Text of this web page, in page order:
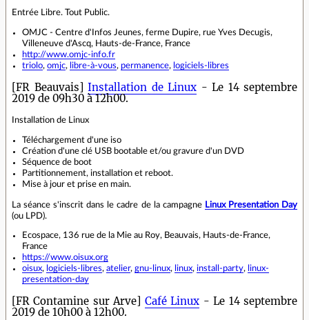
Entrée Libre. Tout Public.
OMJC - Centre d'Infos Jeunes, ferme Dupire, rue Yves Decugis,
Villeneuve d'Ascq, Hauts-de-France, France
http://www.omjc-info.fr
triolo, omjc, libre-à-vous, permanence, logiciels-libres
[FR Beauvais] Installation de Linux - Le 14 septembre
2019 de 09h30 à 12h00.
Installation de Linux
Téléchargement d'une iso
Création d'une clé USB bootable et/ou gravure d'un DVD
Séquence de boot
Partitionnement, installation et reboot.
Mise à jour et prise en main.
La séance s'inscrit dans le cadre de la campagne Linux Presentation Day
(ou LPD).
Ecospace, 136 rue de la Mie au Roy, Beauvais, Hauts-de-France,
France
https://www.oisux.org
oisux, logiciels-libres, atelier, gnu-linux, linux, install-party,
linux-
presentation-day
[FR Contamine sur Arve] Café Linux - Le 14 septembre
2019 de 10h00 à 12h00.